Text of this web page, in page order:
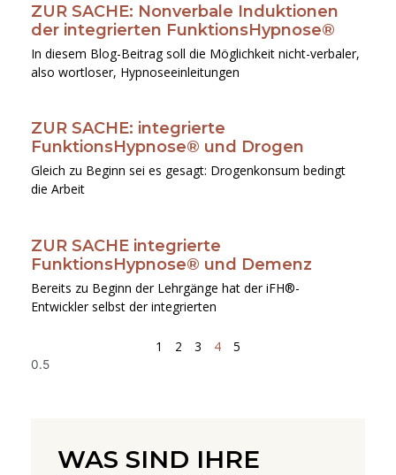
ZUR SACHE: Nonverbale Induktionen
der integrierten FunktionsHypnose®
In diesem Blog-Beitrag soll die Möglichkeit nicht-verbaler,
also wortloser, Hypnoseeinleitungen
ZUR SACHE: integrierte
FunktionsHypnose® und Drogen
Gleich zu Beginn sei es gesagt: Drogenkonsum bedingt
die Arbeit
ZUR SACHE integrierte
FunktionsHypnose® und Demenz
Bereits zu Beginn der Lehrgänge hat der iFH®-
Entwickler selbst der integrierten
Seite
1
Seite
2
Seite
3
Seite
4
Seite
5
WAS SIND IHRE